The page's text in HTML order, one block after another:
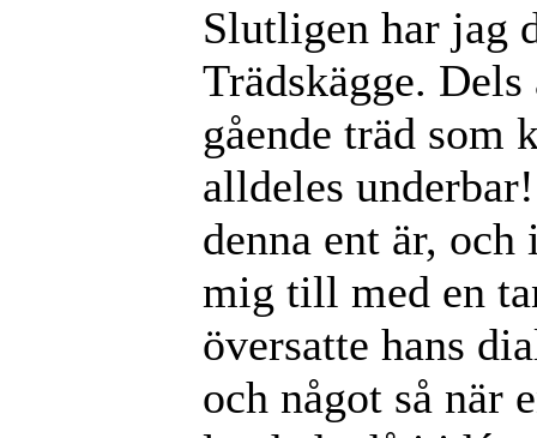
Slutligen har jag
Trädskägge.
gående träd som
alldeles
denna ent är,
mig till med en
översatte hans
och något så när